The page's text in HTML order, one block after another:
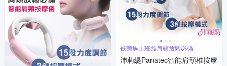
低頭族上班族肩頸放鬆必備
沛莉緹Panatec智能肩頸椎按摩